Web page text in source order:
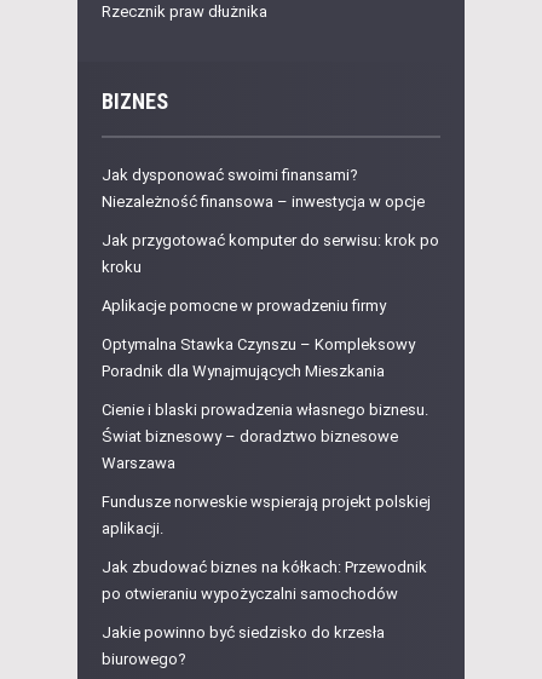
Rzecznik praw dłużnika
BIZNES
Jak dysponować swoimi finansami?
Niezależność finansowa – inwestycja w opcje
Jak przygotować komputer do serwisu: krok po
kroku
Aplikacje pomocne w prowadzeniu firmy
Optymalna Stawka Czynszu – Kompleksowy
Poradnik dla Wynajmujących Mieszkania
Cienie i blaski prowadzenia własnego biznesu.
Świat biznesowy – doradztwo biznesowe
Warszawa
Fundusze norweskie wspierają projekt polskiej
aplikacji.
Jak zbudować biznes na kółkach: Przewodnik
po otwieraniu wypożyczalni samochodów
Jakie powinno być siedzisko do krzesła
biurowego?